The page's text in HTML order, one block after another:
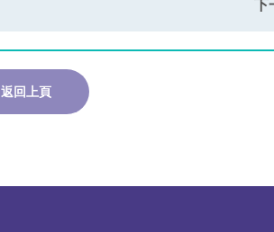
下
返回上頁